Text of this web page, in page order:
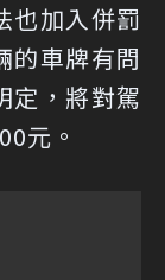
也加入併罰
的車牌有問
定，將對駕
元。